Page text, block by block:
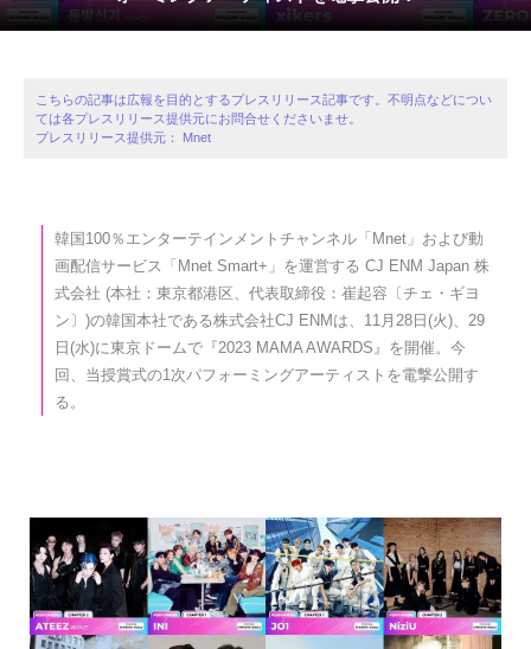
こちらの記事は広報を目的とするプレスリリース記事です。不明点などについ
ては各プレスリリース提供元にお問合せくださいませ。
プレスリリース提供元： Mnet
韓国100％エンターテインメントチャンネル「Mnet」および動
画配信サービス「Mnet Smart+」を運営する CJ ENM Japan 株
式会社 (本社：東京都港区、代表取締役：崔起容〔チェ・ギヨ
ン〕)の韓国本社である株式会社CJ ENMは、11月28日(火)、29
日(水)に東京ドームで『2023 MAMA AWARDS』を開催。今
回、当授賞式の1次パフォーミングアーティストを電撃公開す
る。